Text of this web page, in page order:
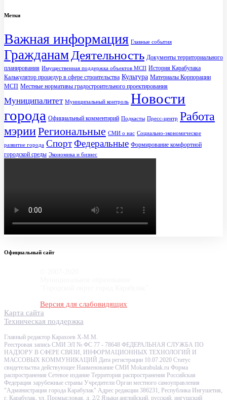
Метки
Важная информация Главные события
Гражданам Деятельность Документы территориального
планирования Имущественная поддержка объектов МСП История Карабулака
Калькулятор процедур в сфере строительства Культура Материалы Корпорации
МСП Местные нормативы градостроительного проектирования
Муниципалитет Муниципальный контроль Новости
города Официальный комментарий Подкасты Пресс-центр Работа
мэрииРегиональные СМИ о нас Социально-экономическое
развитие города СпортФедеральные Формирование комфортной
городской среды Экономика и бизнес
Официальный сайт
Версия для слабовидящих
Карта сайта
Техническая поддержка
Главный редактор Карахоев Х-М.М.
Реестровая запись СМИ ЭЛ № ФС 77 - 78648 ФЕДЕРАЛЬНАЯ СЛУЖБА ПО
НАДЗОРУ В СФЕРЕ СВЯЗИ, ИНФОРМАЦИОННЫХ ТЕХНОЛОГИЙ И
МАССОВЫХ КОММУНИКАЦИЙ Дата регистрации 10.07.2020 Статус
свидетельства действующее Наименование СМИ Mokarabulak.ru Форма
распространения Сетевое издание Территория распространения Российская
Федерация зарубежные страны Учредители Орган местного самоуправления
"Администрация города Карабулак" Адрес редакции 386231, Республика Ингушетия,
г. Карабулак, ул. Промысловая, д. 2/2 Языки английский, русский, ингушский